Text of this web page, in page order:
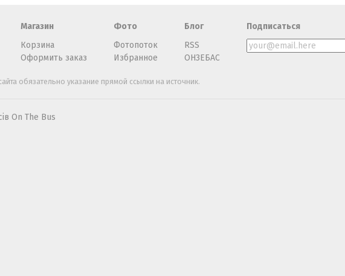
Магазин
Корзина
Оформить заказ
Фото
Фотопоток
Избранное
Блог
RSS
ОНЗЕБАС
Подписаться
обязательно указание прямой ссылки на источник.
On The Bus